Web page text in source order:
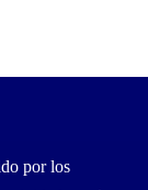
por los